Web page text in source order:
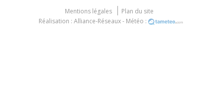
Mentions légales
Plan du site
Réalisation : Alliance-Réseaux- Météo :